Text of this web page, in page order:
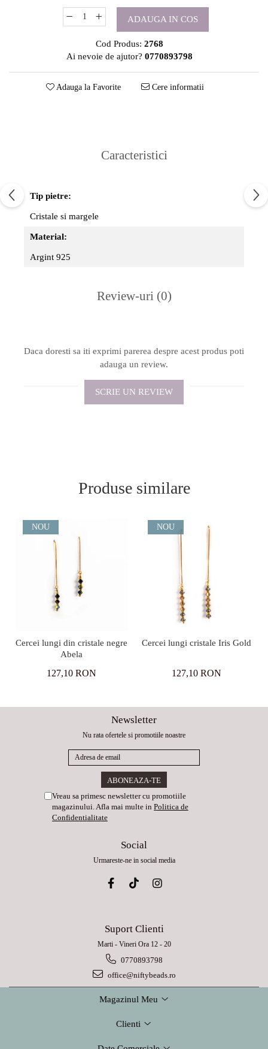
ADAUGA IN COS
Cod Produs: 2768
Ai nevoie de ajutor? 0770893798
Adauga la Favorite Cere informatii
Caracteristici
Tip pietre:
Cristale si margele
Material:
Argint 925
Review-uri (0)
Daca doresti sa iti exprimi parerea despre acest produs poti
adauga un review.
SCRIE UN REVIEW
Produse similare
NOU
Cercei lungi din cristale negre
Abela
127,10 RON
NOU
Cercei lungi cristale Iris Gold
127,10 RON
Newsletter
Nu rata ofertele si promotiile noastre
Vreau sa primesc newsletter cu promotiile
magazinului. Afla mai multe in Politica de
Confidentialitate
Social
Urmareste-ne in social media
Suport Clienti
Marti - Vineri Ora 12 - 20
0770893798
office@niftybeads.ro
Magazinul Meu
Clienti